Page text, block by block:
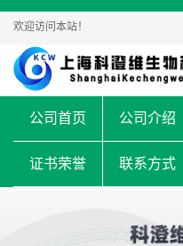
欢迎访问本站！
公司首页 公司介绍
证书荣誉 联系方式